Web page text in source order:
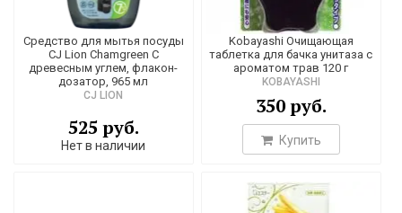
Средство для мытья посуды
CJ Lion Chamgreen С
древесным углем, флакон-
дозатор, 965 мл
CJ LION
525 руб.
Нет в наличии
Kobayashi Очищающая
таблетка для бачка унитаза с
ароматом трав 120 г
KOBAYASHI
350 руб.
Купить